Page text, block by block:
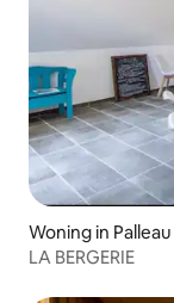
Woning in Palleau
LA BERGERIE